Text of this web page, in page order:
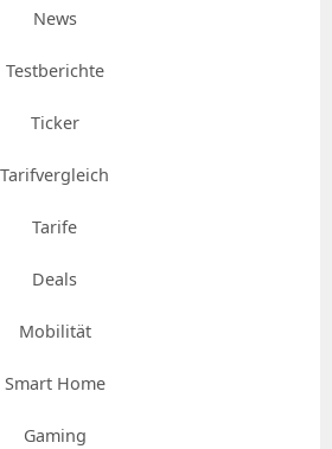
News
Testberichte
Ticker
Tarifvergleich
Tarife
Deals
Mobilität
Smart Home
Gaming